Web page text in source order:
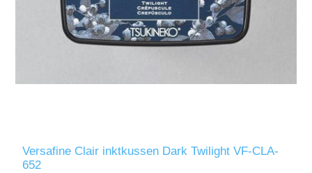
Versafine Clair inktkussen Dark Twilight VF-CLA-
652